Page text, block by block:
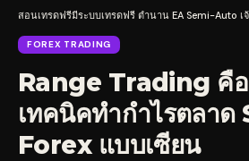
สอนเทรดฟรีมีระบบเทรดฟรี ตำนาน EA Semi-Auto เ
FOREX TRADING
Range Trading คือ
เทคนิคทำกำไรตลา
Forex แบบเซียน